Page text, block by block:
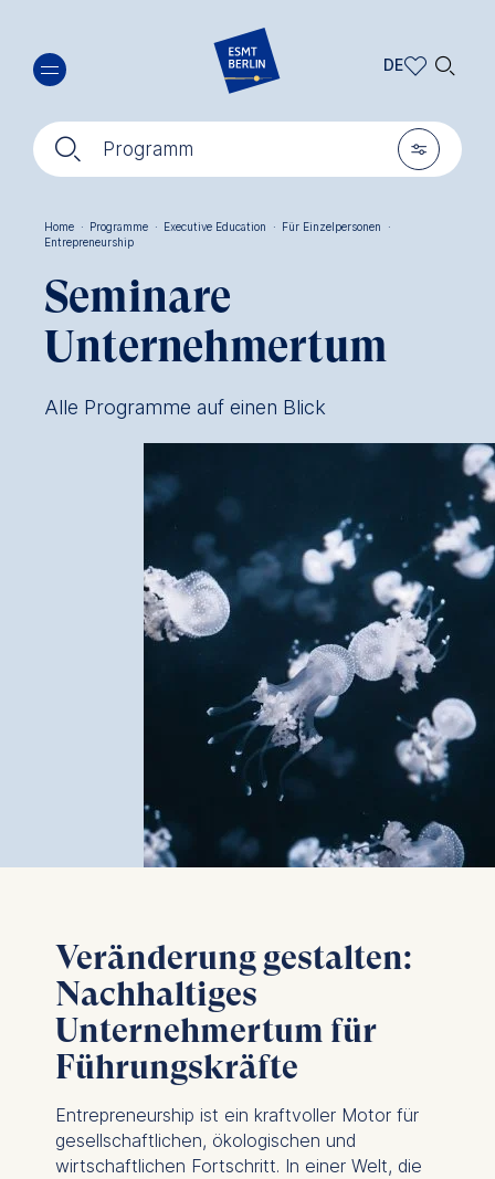
zum
Inhalt
🔍︎ Programm 🎚︎
DE
EN
🔍︎
Home · Programme · Executive Education · Für Einzelpersonen
·
Entrepreneurship
Seminare
Unternehmertum
Alle Programme auf einen Blick
Veränderung gestalten:
Nachhaltiges
Unternehmertum für
Führungskräfte
Entrepreneurship ist ein kraftvoller Motor für
gesellschaftlichen, ökologischen und
wirtschaftlichen Fortschritt. In einer Welt, die